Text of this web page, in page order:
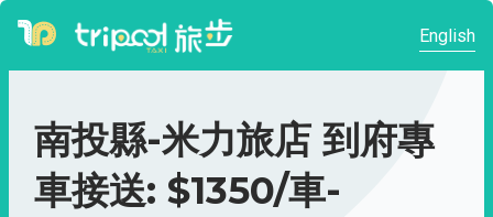
English
南投縣-米力旅店 到府專
車接送: $1350/車-